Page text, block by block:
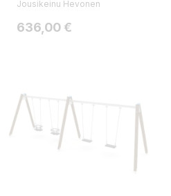
Jousikeinu Hevonen
Hinta
636,00 €